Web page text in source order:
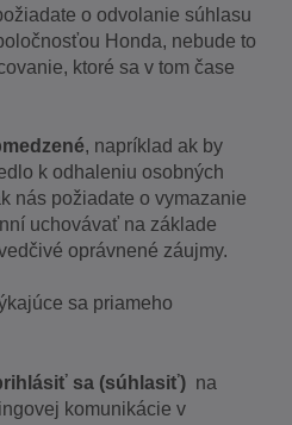
o odvolanie súhlasu
Honda, nebude to
ktoré sa v tom čase
, napríklad ak by
k odhaleniu osobných
nás požiadate o vymazanie
uchovávať na základe
oprávnené záujmy.
sa priameho
sa (súhlasiť) na
komunikácie v